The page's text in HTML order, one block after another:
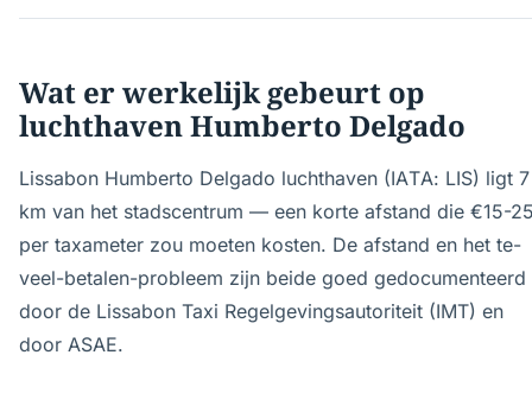
Wat er werkelijk gebeurt op
luchthaven Humberto Delgado
Lissabon Humberto Delgado luchthaven (IATA: LIS) ligt 7
km van het stadscentrum — een korte afstand die €15-
per taxameter zou moeten kosten. De afstand en het te-
veel-betalen-probleem zijn beide goed gedocumenteerd
door de Lissabon Taxi Regelgevingsautoriteit (IMT) en
door ASAE.